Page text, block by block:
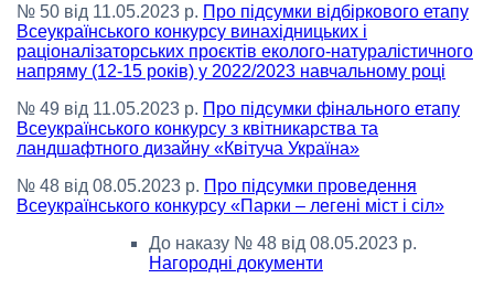
№ 50 від 11.05.2023 р. Про підсумки відбіркового етапу
Всеукраїнського конкурсу винахідницьких і
раціоналізаторських проєктів еколого-натуралістичного
напряму (12-15 років) у 2022/2023 навчальному році
№ 49 від 11.05.2023 р. Про підсумки фінального етапу
Всеукраїнського конкурсу з квітникарства та
ландшафтного дизайну «Квітуча Україна»
№ 48 від 08.05.2023 р. Про підсумки проведення
Всеукраїнського конкурсу «Парки – легені міст і сіл»
До наказу № 48 від 08.05.2023 р.
Нагородні документи